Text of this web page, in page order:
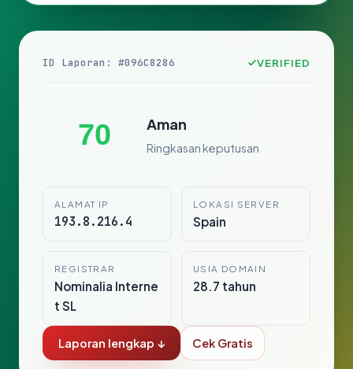
ID Laporan: #096C8286 VERIFIED
70 Aman
Ringkasan keputusan
ALAMAT IP
193.8.216.4
LOKASI SERVER
Spain
REGISTRAR
Nominalia Interne
t SL
USIA DOMAIN
28.7 tahun
Laporan lengkap ↓ Cek Gratis